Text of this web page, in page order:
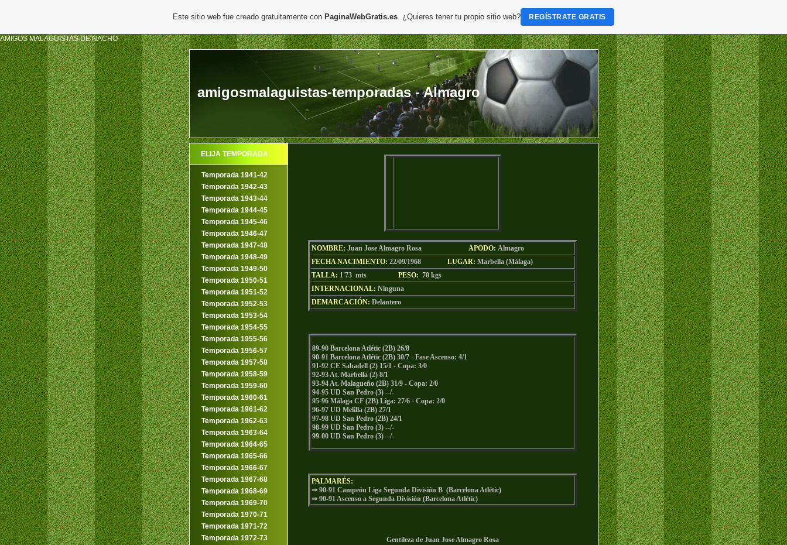
AMIGOS MALAGUISTAS DE NACHO
amigosmalaguistas-temporadas - Almagro
ELIJA TEMPORADA
Temporada 1941-42
Temporada 1942-43
Temporada 1943-44
Temporada 1944-45
Temporada 1945-46
Temporada 1946-47
Temporada 1947-48
Temporada 1948-49
Temporada 1949-50
Temporada 1950-51
Temporada 1951-52
Temporada 1952-53
Temporada 1953-54
Temporada 1954-55
Temporada 1955-56
Temporada 1956-57
Temporada 1957-58
Temporada 1958-59
Temporada 1959-60
Temporada 1960-61
Temporada 1961-62
Temporada 1962-63
Temporada 1963-64
Temporada 1964-65
Temporada 1965-66
Temporada 1966-67
Temporada 1967-68
Temporada 1968-69
Temporada 1969-70
Temporada 1970-71
Temporada 1971-72
Temporada 1972-73
NOMBRE: Juan Jose Almagro Rosa APODO: Almagro
FECHA NACIMIENTO: 22/09/1968 LUGAR: Marbella (Málaga)
TALLA: 1'73 mts PESO: 70 kgs
INTERNACIONAL: Ninguna
DEMARCACIÓN: Delantero
89-90 Barcelona Atlétic (2B) 26/8
90-91 Barcelona Atlétic (2B) 30/7 - Fase Ascenso: 4/1
91-92 CE Sabadell (2) 15/1 - Copa: 3/0
92-93 At. Marbella (2) 8/1
93-94 At. Malagueño (2B) 31/9 - Copa: 2/0
94-95 UD San Pedro (3) --/-
95-96 Málaga CF (2B) Liga: 27/6 - Copa: 2/0
96-97 UD Melilla (2B) 27/1
97-98 UD San Pedro (2B) 24/1
98-99 UD San Pedro (3) --/-
99-00 UD San Pedro (3) --/-
PALMARÉS:
⇒ 90-91 Campeón Liga Segunda División B (Barcelona Atlétic)
⇒ 90-91 Ascenso a Segunda División (BarcelonaAtlétic)
Gentileza de Juan Jose Almagro Rosa
Este sitio web fue creado gratuitamente con PaginaWebGratis.es. ¿Quieres tener tu propio sitio web? REGÍSTRATE GRATIS